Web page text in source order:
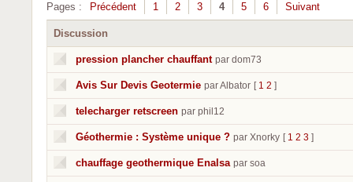
Pages : Précédent 1 2 3 4 5 6 Suivant
Discussion
pression plancher chauffant par dom73
Avis Sur Devis Geotermie par Albator [ 1 2 ]
telecharger retscreen par phil12
Géothermie : Système unique ? par Xnorky [ 1 2 3 ]
chauffage geothermique Enalsa par soa